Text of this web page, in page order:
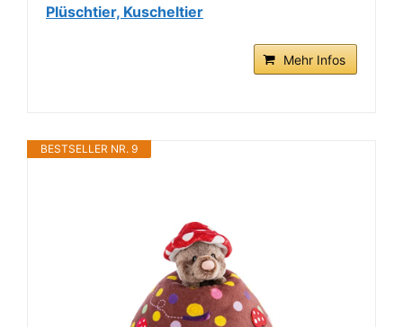
Plüschtier, Kuscheltier
Mehr Infos
BESTSELLER NR. 9